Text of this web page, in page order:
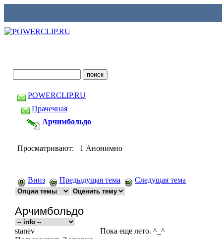
POWERCLIP.RU
Прачечная
Арчимбольдо
Просматривают: 1 Анонимно
Вниз Предыдущая тема Следущая тема
Арчимбольдо
stanev
Пока еще лето. ^_^